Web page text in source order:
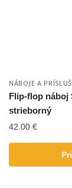
NÁBOJE A
Flip-flop náboj
strieborný
42.00 €